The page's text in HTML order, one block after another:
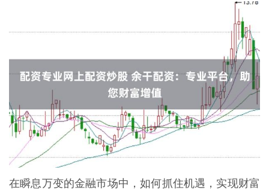
在瞬息万变的金融市场中，如何抓住机遇，实现财富